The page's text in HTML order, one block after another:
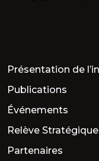
Présentation de
Publications
Événements
Relève Stratégique
Partenaires